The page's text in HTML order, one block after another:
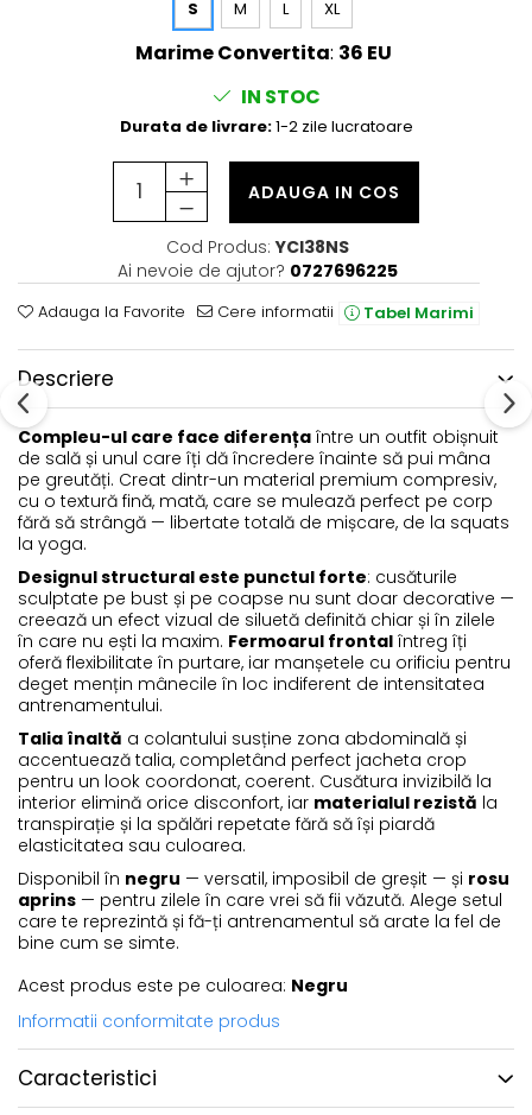
S M L XL
Marime Convertita: 36 EU
IN STOC
Durata de livrare:1-2 zile lucratoare
ADAUGA IN COS
Cod Produs: YCI38NS
Ai nevoie de ajutor? 0727696225
Adauga la Favorite Cere informatii Tabel Marimi
Descriere
Compleu-ul care face diferența între un outfit obișnuit
de sală și unul care îți dă încredere înainte să pui mâna
pe greutăți. Creat dintr-un material premium compresiv,
cu o textură fină, mată, care se mulează perfect pe corp
fără să strângă — libertate totală de mișcare, de la squats
la yoga.
Designul structural este punctul forte: cusăturile
sculptate pe bust și pe coapse nu sunt doar decorative —
creează un efect vizual de siluetă definită chiar și în zilele
în care nu ești la maxim. Fermoarul frontal întreg îți
oferă flexibilitate în purtare, iar manșetele cu orificiu pentru
deget mențin mânecile în loc indiferent de intensitatea
antrenamentului.
Talia înaltă a colantului susține zona abdominală și
accentuează talia, completând perfect jacheta crop
pentru un look coordonat, coerent. Cusătura invizibilă la
interior elimină orice disconfort, iar materialul rezistă la
transpirație și la spălări repetate fără să își piardă
elasticitatea sau culoarea.
Disponibil în negru — versatil, imposibil de greșit — și rosu
aprins — pentru zilele în care vrei să fii văzută. Alege setul
care te reprezintă și fă-ți antrenamentul să arate la fel de
bine cum se simte.
Acest produs este pe culoarea: Negru
Informatii conformitate produs
Caracteristici